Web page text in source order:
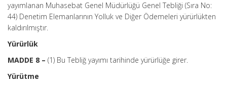
yayımlanan Muhasebat Genel Müdürlüğü Genel Tebliği (Sıra No:
44) Denetim Elemanlarının Yolluk ve Diğer Ödemeleri yürürlükten
kaldırılmıştır.
Yürürlük
MADDE 8 – (1) Bu Tebliğ yayımı tarihinde yürürlüğe girer.
Yürütme